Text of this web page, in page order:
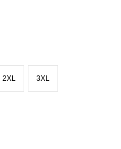
2XL 3XL